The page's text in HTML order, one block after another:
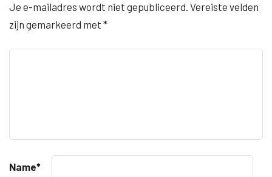
Je e-mailadres wordt niet gepubliceerd. Vereiste velden
zijn gemarkeerd met *
Name*